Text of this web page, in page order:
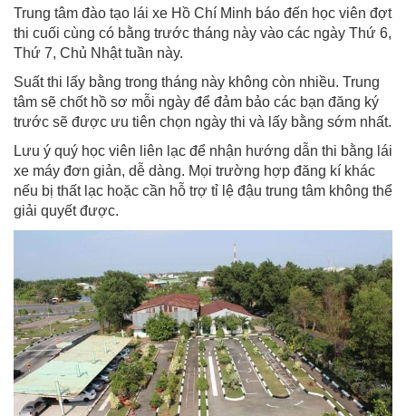
Trung tâm đào tạo lái xe Hồ Chí Minh báo đến học viên đợt
thi cuối cùng có bằng trước tháng này vào các ngày Thứ 6,
Thứ 7, Chủ Nhật tuần này.
Suất thi lấy bằng trong tháng này không còn nhiều. Trung
tâm sẽ chốt hồ sơ mỗi ngày để đảm bảo các bạn đăng ký
trước sẽ được ưu tiên chọn ngày thi và lấy bằng sớm nhất.
Lưu ý quý học viên liên lạc để nhận hướng dẫn thi bằng lái
xe máy đơn giản, dễ dàng. Mọi trường hợp đăng kí khác
nếu bị thất lạc hoặc cần hỗ trợ tỉ lệ đậu trung tâm không thể
giải quyết được.